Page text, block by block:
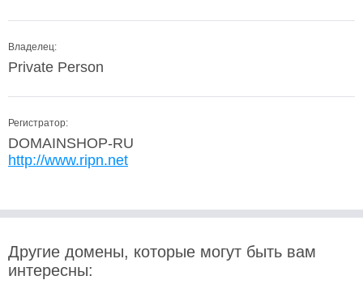
Владелец:
Private Person
Регистратор:
DOMAINSHOP-RU
http://www.ripn.net
Другие домены, которые могут быть вам
интересны: